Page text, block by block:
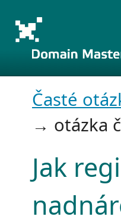
Časté
→ otázka
Jak